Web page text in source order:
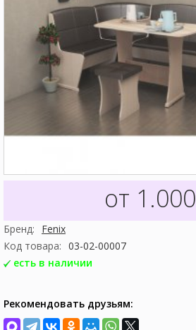
от 1.000
Бренд:
Fenix
Код товара: 03-02-00007
есть в наличии
Рекомендовать друзьям: